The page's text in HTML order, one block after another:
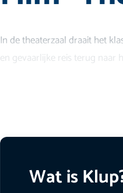
In de theaterzaal draait het
en gevaarlijke reis terug naar
Wat is